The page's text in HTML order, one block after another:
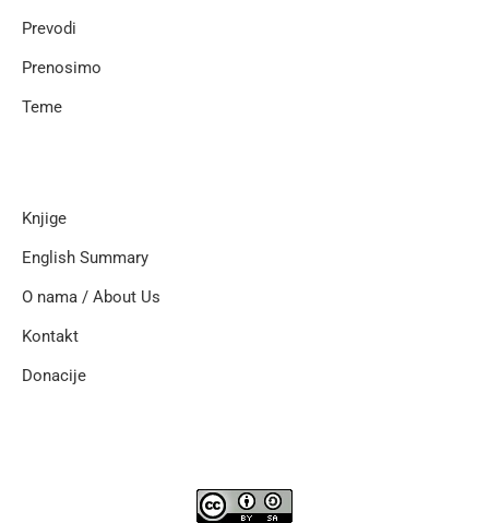
Prevodi
Prenosimo
Teme
Knjige
English Summary
O nama / About Us
Kontakt
Donacije